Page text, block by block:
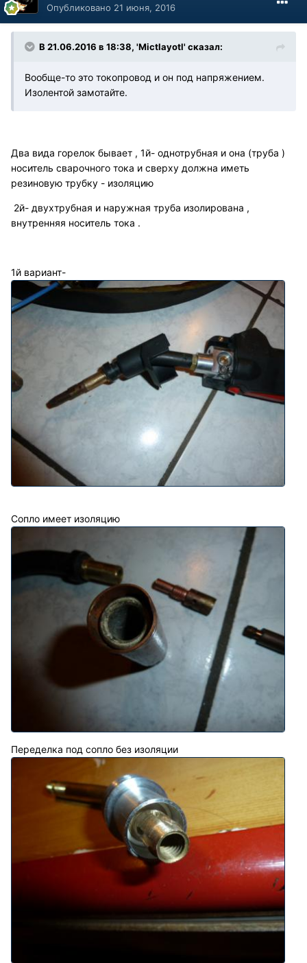
Опубликовано 21 июня, 2016
В 21.06.2016 в 18:38, 'Mictlayotl' сказал:
Вообще-то это токопровод и он под напряжением.
Изолентой замотайте.
Два вида горелок бывает , 1й- однотрубная и она (труба )
носитель сварочного тока и сверху должна иметь
резиновую трубку - изоляцию
2й- двухтрубная и наружная труба изолирована ,
внутренняя носитель тока .
1й вариант-
Сопло имеет изоляцию
Переделка под сопло без изоляции